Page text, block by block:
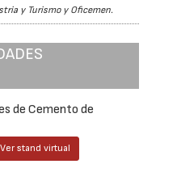
y Turismo y Oficemen.
de Cemento de
Ver stand virtual